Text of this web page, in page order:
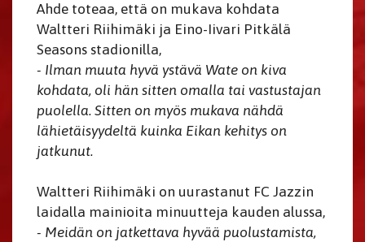
Ahde toteaa, että on mukava kohdata
Waltteri Riihimäki ja Eino-Iivari Pitkälä
Seasons stadionilla,
- Ilman muuta hyvä ystävä Wate on kiva
kohdata, oli hän sitten omalla tai vastustajan
puolella. Sitten on myös mukava nähdä
lähietäisyydeltä kuinka Eikan kehitys on
jatkunut.
Waltteri Riihimäki on uurastanut FC Jazzin
laidalla mainioita minuutteja kauden alussa,
- Meidän on jatkettava hyvää puolustamista,